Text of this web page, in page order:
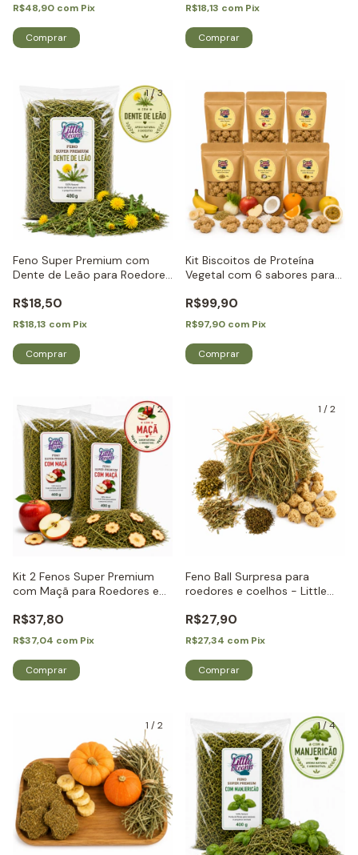
R$48,90 com Pix R$18,13 com Pix
1/3
Feno Super Premium com
Dente de Leão para Roedores
R$18,50
R$18,13 com Pix
Kit Biscoitos de Proteína
Vegetal com 6 sabores para
Dreams
R$99,90
R$97,90 com Pix
1/2
Kit 2 Fenos Super Premium
com Maçã para Roedores e
R$37,80
R$37,04 com Pix
1 /2
Feno Ball Surpresa para
roedores e coelhos - Little
R$27,90
R$27,34 com Pix
1 /2 1/4